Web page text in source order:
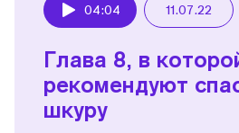
04:04 11.07.22
Глава 8, в
рекомендуют
шкуру